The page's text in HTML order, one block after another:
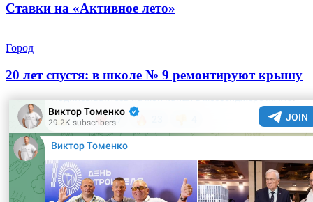
Ставки на «Активное лето»
Город
20 лет спустя: в школе № 9 ремонтируют крышу